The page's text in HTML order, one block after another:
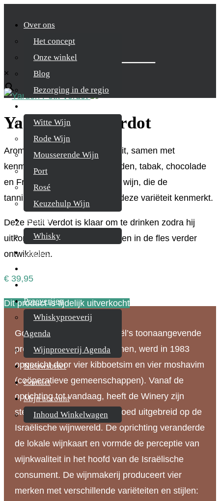
Over ons
Het concept
Onze winkel
Blog
Bezorging in de regio
Witte Wijn
Rode Wijn
Mousserende Wijn
Port
Rosé
Keuzehulp Wijn
Whisky
Whisky
Cognac
Rum & Gin
Proeverijen
Whiskyproeverij
Agenda
Wijnproeverij Agenda
Nieuwsbrief
Contact
Mijn account
Inhoud Winkelwagen
Zoek je product
×
Yarden Petit Verdot
Aroma’s van rood en zwart fruit, samen met
kenmerken van bloemen, kruiden, tabak, chocolade
en Frans eikenhout. Een volle wijn, die de
tanninestructuur laat zien die deze variëteit kenmerkt.
Deze Petit Verdot is klaar om te drinken zodra hij
uitkomt en zal de komende jaren in de fles verder
ontwikkelen.
€ 39,95
Dit product is tijdelijk uitverkocht
Golan Heights Winery, Israël’s toonaangevende
producent van kwaliteitswijnen, werd in 1983
opgericht door vier kibboetsim en vier moshavim
(coöperatieve gemeenschappen). Vanaf de
oprichting tot vandaag, heeft de Winery zijn
stempel gedrukt en zijn invloed uitgebreid op de
Israëlische wijnwereld. De oprichting veranderde
de lokale wijnkaart en vormde de perceptie van
wijnkwaliteit in het hoofd van de Israëlische
consument. De wijnmakerij produceert vier
merken met verschillende variëteiten en stijlen: